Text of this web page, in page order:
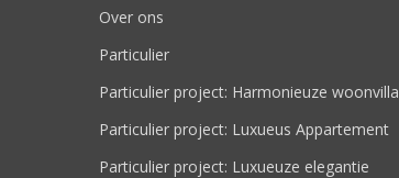
Over ons
Particulier
Particulier project: Harmonieuze woonvilla
Particulier project: Luxueus Appartement
Particulier project: Luxueuze elegantie